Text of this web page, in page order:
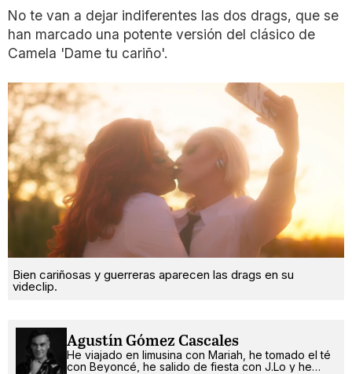
No te van a dejar indiferentes las dos drags, que se
han marcado una potente versión del clásico de
Camela 'Dame tu cariño'.
Bien cariñosas y guerreras aparecen las drags en su
videclip.
Agustín Gómez Cascales
He viajado en limusina con Mariah, he tomado el té
con Beyoncé, he salido de fiesta con J.Lo y he